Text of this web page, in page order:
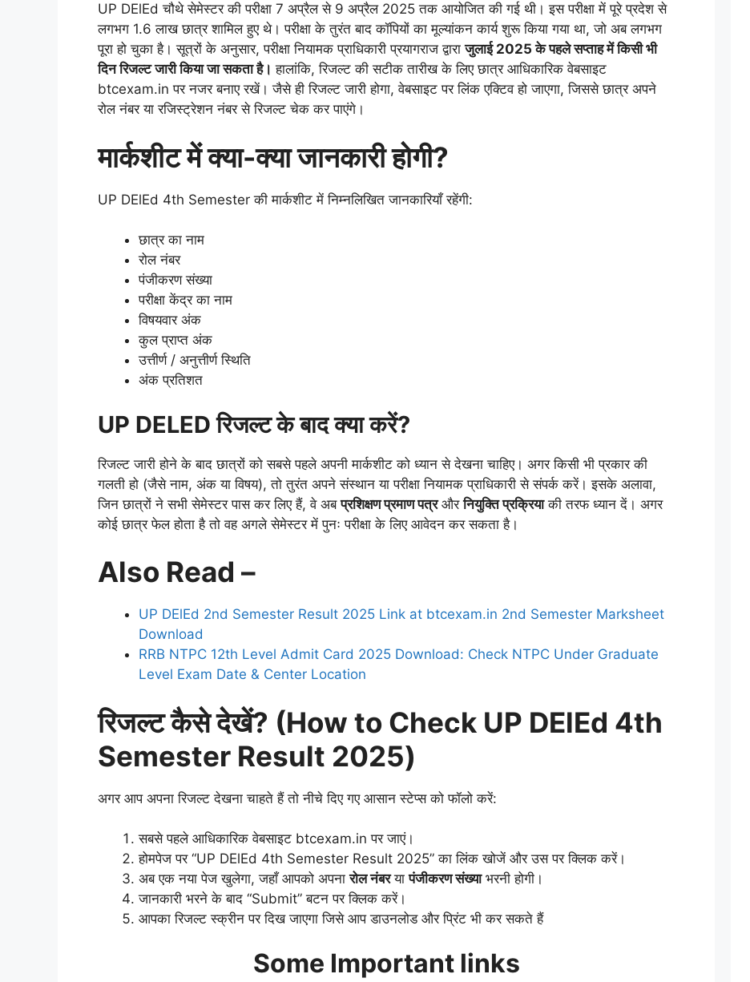
UP DElEd चौथे सेमेस्टर की परीक्षा 7 अप्रैल से 9 अप्रैल 2025 तक आयोजित की गई थी। इस परीक्षा में पूरे प्रदेश से
लगभग 1.6 लाख छात्र शामिल हुए थे। परीक्षा के तुरंत बाद कॉपियों का मूल्यांकन कार्य शुरू किया गया था, जो अब लगभग
पूरा हो चुका है। सूत्रों के अनुसार, परीक्षा नियामक प्राधिकारी प्रयागराज द्वाराजुलाई 2025 के पहले सप्ताह में किसी भी
दिन रिजल्ट जारी किया जा सकता है। हालांकि, रिजल्ट की सटीक तारीख के लिए छात्र आधिकारिक वेबसाइट
btcexam.in पर नजर बनाए रखें। जैसे ही रिजल्ट जारी होगा, वेबसाइट पर लिंक एक्टिव हो जाएगा, जिससे छात्र अपने
रोल नंबर या रजिस्ट्रेशन नंबर से रिजल्ट चेक कर पाएंगे।
मार्कशीट में क्या-क्या जानकारी होगी?
UP DElEd 4th Semester की मार्कशीट में निम्नलिखित जानकारियाँ रहेंगी:
छात्र का नाम
रोल नंबर
पंजीकरण संख्या
परीक्षा केंद्र का नाम
विषयवार अंक
कुल प्राप्त अंक
उत्तीर्ण / अनुत्तीर्ण स्थिति
अंक प्रतिशत
UP DELED रिजल्ट के बाद क्या करें?
रिजल्ट जारी होने के बाद छात्रों को सबसे पहले अपनी मार्कशीट को ध्यान से देखना चाहिए। अगर किसी भी प्रकार की
गलती हो (जैसे नाम, अंक या विषय), तो तुरंत अपने संस्थान या परीक्षा नियामक प्राधिकारी से संपर्क करें। इसके अलावा,
जिन छात्रों ने सभी सेमेस्टर पास कर लिए हैं, वे अबप्रशिक्षण प्रमाण पत्रऔरनियुक्ति प्रक्रियाकी तरफ ध्यान दें। अगर
कोई छात्र फेल होता है तो वह अगले सेमेस्टर में पुनः परीक्षा के लिए आवेदन कर सकता है।
Also Read –
UP DElEd 2nd Semester Result 2025 Link at btcexam.in 2nd Semester Marksheet
Download
RRB NTPC 12th Level Admit Card 2025 Download: Check NTPC Under Graduate
Level Exam Date & Center Location
रिजल्ट कैसे देखें? (How to Check UP DElEd 4th
Semester Result 2025)
अगर आप अपना रिजल्ट देखना चाहते हैं तो नीचे दिए गए आसान स्टेप्स को फॉलो करें:
सबसे पहले आधिकारिक वेबसाइट btcexam.in पर जाएं।
होमपेज पर “UP DElEd 4th Semester Result 2025” का लिंक खोजें और उस पर क्लिक करें।
अब एक नया पेज खुलेगा, जहाँ आपको अपनारोल नंबरयापंजीकरण संख्याभरनी होगी।
जानकारी भरने के बाद “Submit” बटन पर क्लिक करें।
आपका रिजल्ट स्क्रीन पर दिख जाएगा जिसे आप डाउनलोड और प्रिंट भी कर सकते हैं
Some Important links